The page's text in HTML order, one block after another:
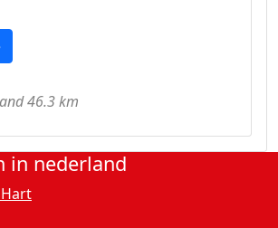
46.3 km
in nederland